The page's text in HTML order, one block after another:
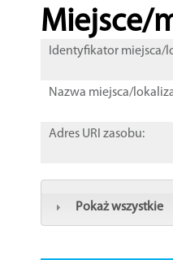
Miejsce/
Identyfikator miejsca/
Nazwa miejsca/
Adres URI zasobu:
Pokaż wszystkie